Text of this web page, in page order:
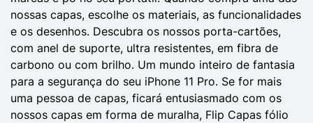
nossas capas, escolhe os materiais, as funcionalidades
e os desenhos. Descubra os nossos porta-cartões,
com anel de suporte, ultra resistentes, em fibra de
carbono ou com brilho. Um mundo inteiro de fantasia
para a segurança do seu iPhone 11 Pro. Se for mais
uma pessoa de capas, ficará entusiasmado com os
nossos capas em forma de muralha, Flip Capas fólio